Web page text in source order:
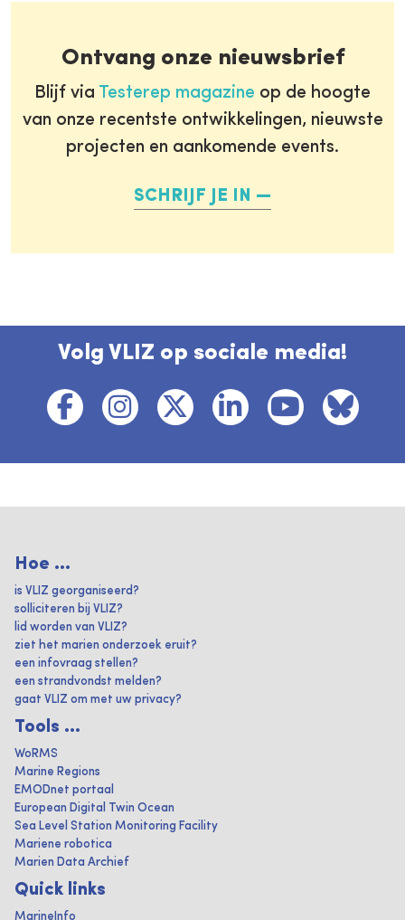
Ontvang onze nieuwsbrief
Blijf via Testerep magazine op de hoogte
van onze recentste ontwikkelingen, nieuwste
projecten en aankomende events.
SCHRIJF JE IN
Volg VLIZ op sociale media!
Hoe ...
is VLIZ georganiseerd?
solliciteren bij VLIZ?
lid worden van VLIZ?
ziet het marien onderzoek eruit?
een infovraag stellen?
een strandvondst melden?
gaat VLIZ om met uw privacy?
Tools ...
WoRMS
Marine Regions
EMODnet portaal
European Digital Twin Ocean
Sea Level Station Monitoring Facility
Mariene robotica
Marien Data Archief
Quick links
MarineInfo